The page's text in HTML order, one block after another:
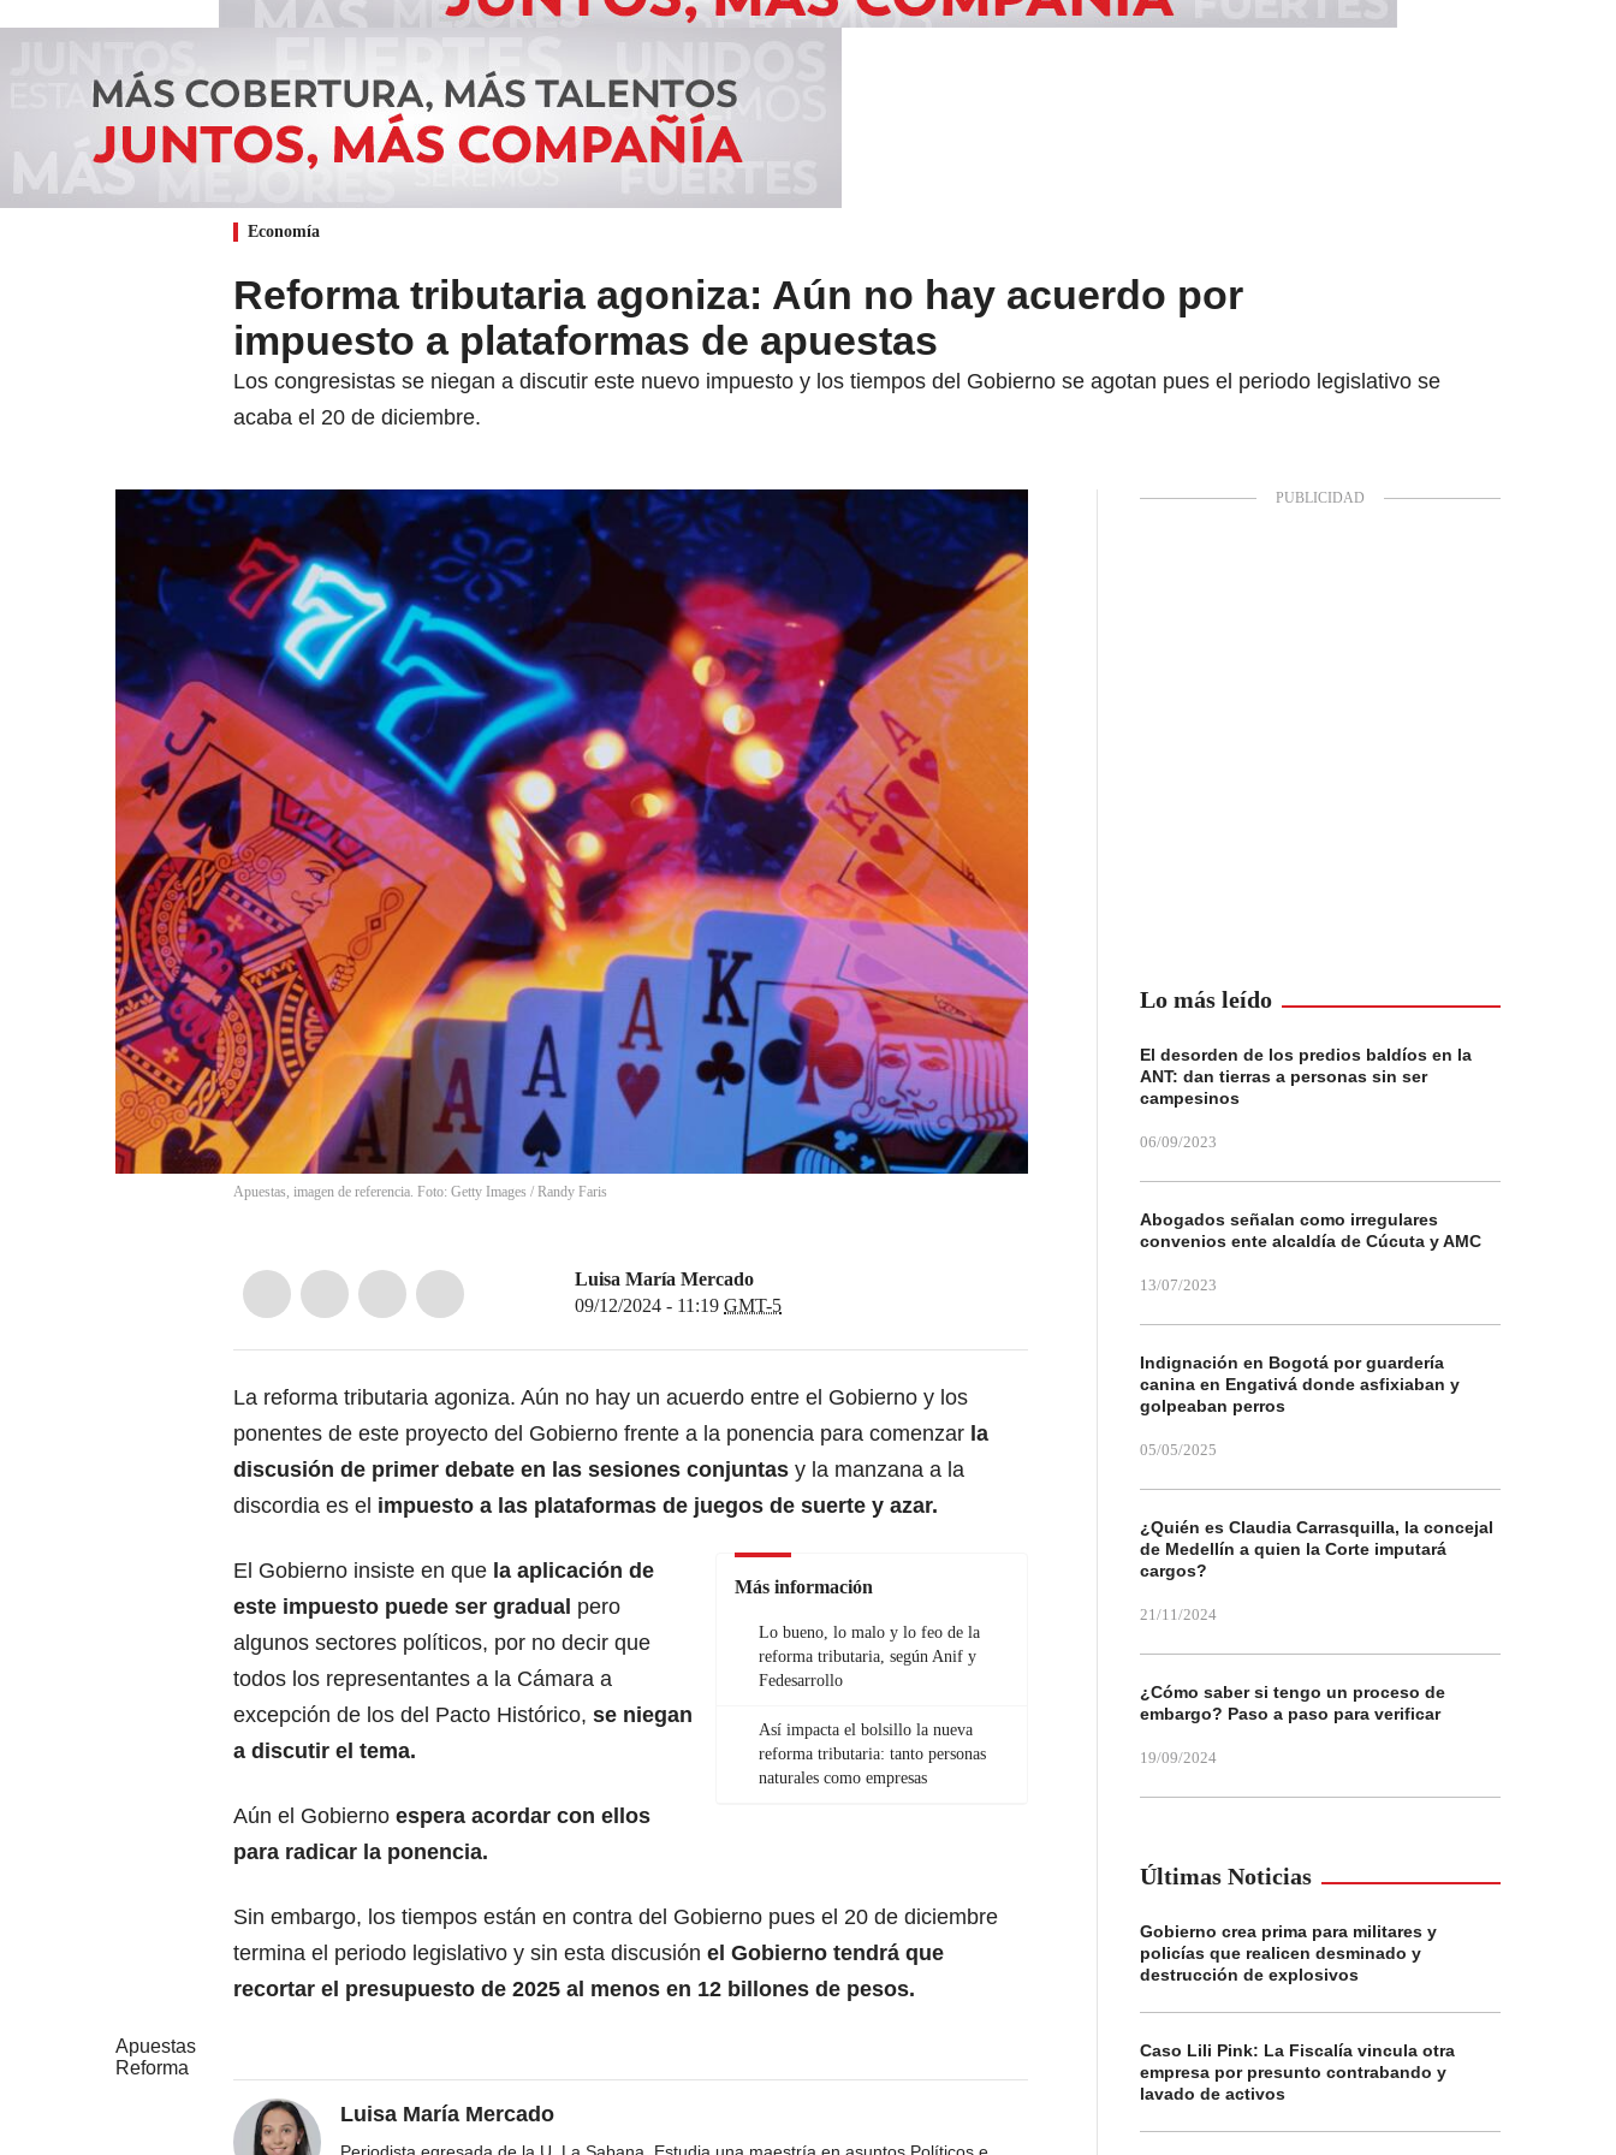
Economía
Reforma tributaria agoniza: Aún no hay acuerdo por
impuesto a plataformas de apuestas
Los congresistas se niegan a discutir este nuevo impuesto y los tiempos del Gobierno se agotan pues el periodo legislativo se
acaba el 20 de diciembre.
Apuestas, imagen de referencia. Foto: Getty Images / Randy Faris
Luisa María Mercado
09/12/2024 - 11:19 GMT-5
La reforma tributaria agoniza. Aún no hay un acuerdo entre el Gobierno y los
ponentes de este proyecto del Gobierno frente a la ponencia para comenzar la
discusión de primer debate en las sesiones conjuntas y la manzana a la
discordia es el impuesto a las plataformas de juegos de suerte y azar.
Más información
Lo bueno, lo malo y lo feo de la
reforma tributaria, según Anif y
Fedesarrollo
Así impacta el bolsillo la nueva
reforma tributaria: tanto personas
naturales como empresas
El Gobierno insiste en que la aplicación de
este impuesto puede ser gradual pero
algunos sectores políticos, por no decir que
todos los representantes a la Cámara a
excepción de los del Pacto Histórico, se niegan
a discutir el tema.
Aún el Gobierno espera acordar con ellos
para radicar la ponencia.
Sin embargo, los tiempos están en contra del Gobierno pues el 20 de diciembre
termina el periodo legislativo y sin esta discusión el Gobierno tendrá que
recortar el presupuesto de 2025 al menos en 12 billones de pesos.
Apuestas
Reforma
Luisa María Mercado
Lo más leído
El desorden de los predios baldíos en la
ANT: dan tierras a personas sin ser
campesinos
06/09/2023
Abogados señalan como irregulares
convenios ente alcaldía de Cúcuta y AMC
13/07/2023
Indignación en Bogotá por guardería
canina en Engativá donde asfixiaban y
golpeaban perros
05/05/2025
¿Quién es Claudia Carrasquilla, la concejal
de Medellín a quien la Corte imputará
cargos?
21/11/2024
¿Cómo saber si tengo un proceso de
embargo? Paso a paso para verificar
19/09/2024
Últimas Noticias
Gobierno crea prima para militares y
policías que realicen desminado y
destrucción de explosivos
Caso Lili Pink: La Fiscalía vincula otra
empresa por presunto contrabando y
lavado de activos